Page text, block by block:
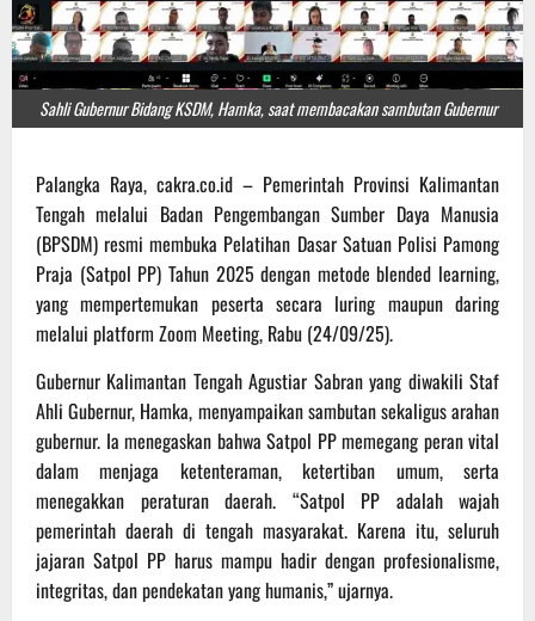
Sahli Gubernur Bidang KSDM, Hamka, saat membacakan sambutan Gubernur
Palangka Raya, cakra.co.id – Pemerintah Provinsi Kalimantan
Tengah melalui Badan Pengembangan Sumber Daya Manusia
(BPSDM) resmi membuka Pelatihan Dasar Satuan Polisi Pamong
Praja (Satpol PP) Tahun 2025 dengan metode blended learning,
yang mempertemukan peserta secara luring maupun daring
melalui platform Zoom Meeting, Rabu (24/09/25).
Gubernur Kalimantan Tengah Agustiar Sabran yang diwakili Staf
Ahli Gubernur, Hamka, menyampaikan sambutan sekaligus arahan
gubernur. Ia menegaskan bahwa Satpol PP memegang peran vital
dalam menjaga ketenteraman, ketertiban umum, serta
menegakkan peraturan daerah. “Satpol PP adalah wajah
pemerintah daerah di tengah masyarakat. Karena itu, seluruh
jajaran Satpol PP harus mampu hadir dengan profesionalisme,
integritas, dan pendekatan yang humanis,” ujarnya.